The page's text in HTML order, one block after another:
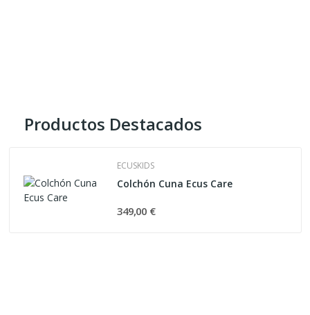
Productos Destacados
ECUSKIDS
Colchón Cuna Ecus Care
349,00 €